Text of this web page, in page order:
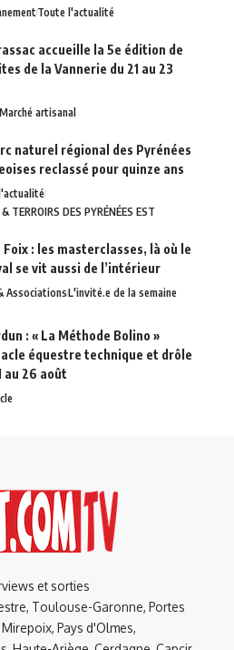
Toute l'actualité
accueille la 5e édition de
de la Vannerie du 21 au 23
Marché artisanal
naturel régional des Pyrénées
reclassé pour quinze ans
TERROIRS DES PYRÉNÉES EST
Foix : les masterclasses, là où le
se vit aussi de l’intérieur
AssociationsL'invité.e de la semaine
: « La Méthode Bolino »
équestre technique et drôle
au 26 août
et sorties
Toulouse-Garonne, Portes
Pays d'Olmes,